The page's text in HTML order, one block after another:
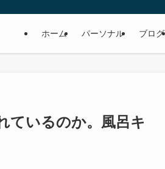
ホーム パーソナル ブログ
ているのか。風呂キ